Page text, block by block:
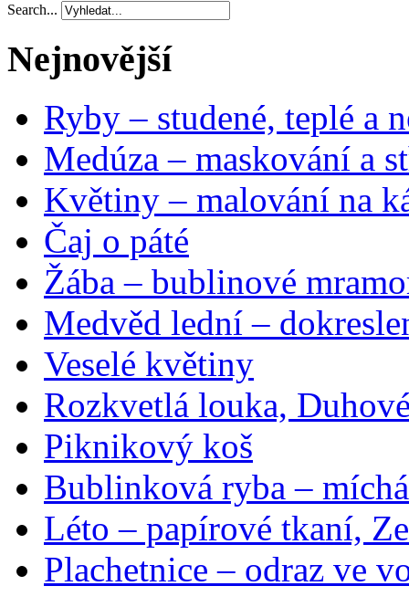
Search...
Nejnovější
Ryby – studené, teplé a
Medúza – maskování a
Květiny – malování na
Čaj o páté
Žába – bublinové
Medvěd lední –
Veselé květiny
Rozkvetlá louka,
Piknikový koš
Bublinková ryba –
Léto – papírové tkaní,
Plachetnice – odraz ve